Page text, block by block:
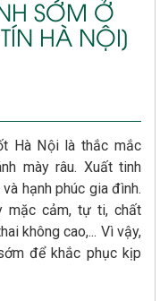
SỚM Ở
HÀ NỘI]
Hà Nội là thắc mắc
mày râu. Xuất tinh
hạnh phúc gia đình.
mặc cảm, tự ti, chất
không cao,... Vì vậy,
để khắc phục kịp